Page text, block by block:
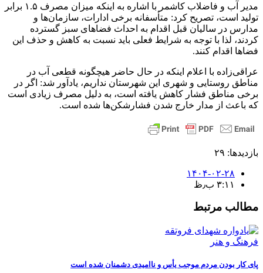
مدیر آب و فاضلاب کاشمر با اشاره به اینکه میزان مصرف ۱.۵ برابر
تولید است، تصریح کرد: متأسفانه برخی ادارات، سازمان‌ها و
مدارس در سالیان قبل اقدام به احداث فضاهای سبز گسترده
کردند، لذا با توجه به شرایط فعلی باید نسبت به کاهش و حذف این
فضاها اقدام کنند.
عراقی‌زاده با اعلام اینکه در حال حاضر هیچگونه قطعی آب در
مناطق روستایی و شهری این شهرستان نداریم، یادآور شد: اگر در
برخی مناطق فشار کاهش یافته است، به دلیل مصرف زیادی است
که باعث از مدار خارج شدن فشارشکن‌ها شده است.
بازدیدها: ۲۹
۱۴۰۴-۰۲-۲۸
۳:۱۱ ب٫ظ
مطالب مرتبط
فرهنگ و هنر
پای کار بودن مردم موجب یأس و ناامیدی دشمنان شده است